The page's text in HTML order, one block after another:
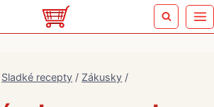
Sladké recepty / Zákusky /